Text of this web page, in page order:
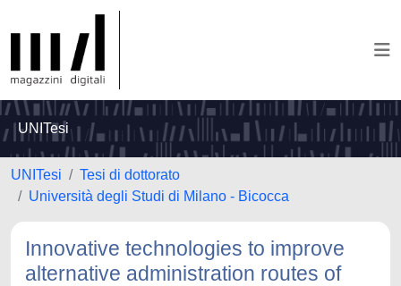
UNITesi
UNITesi
Tesi di dottorato
Università degli Studi di Milano - Bicocca
Innovative technologies to improve
alternative administration routes of